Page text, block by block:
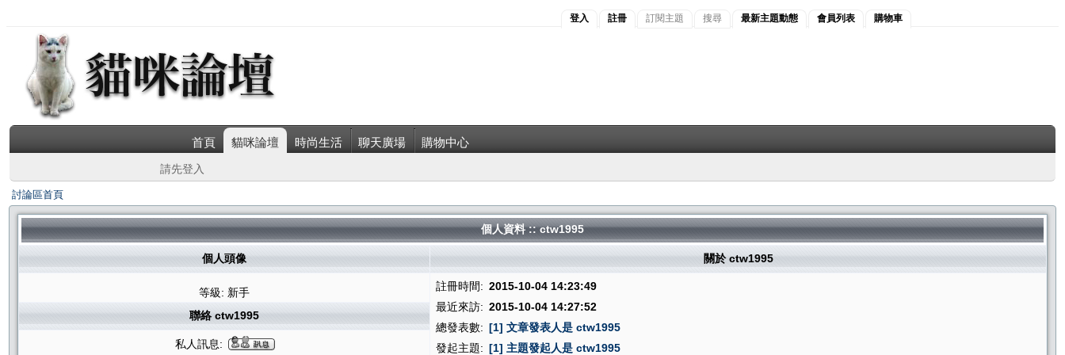
登入 註冊 訂閱主題 搜尋 最新主題動態 會員列表 購物車
首頁 貓咪論壇 時尚生活 聊天廣場 購物中心
請先登入
討論區首頁
個人資料 :: ctw1995
個人頭像 關於 ctw1995
等級: 新手 註冊時間: 2015-10-04 14:23:49
最近來訪: 2015-10-04 14:27:52
總發表數: [1] 文章發表人是 ctw1995
發起主題: [1] 主題發起人是 ctw1995
聯絡 ctw1995
私人訊息: